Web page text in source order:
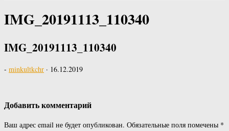
IMG_20191113_110340
IMG_20191113_110340
- minkultkchr · 16.12.2019
Добавить комментарий
Ваш адрес email не будет опубликован. Обязательные поля помечены *